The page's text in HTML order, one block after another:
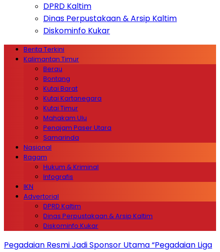
DPRD Kaltim
Dinas Perpustakaan & Arsip Kaltim
Diskominfo Kukar
Berita Terkini
Kalimantan Timur
Berau
Bontang
Kutai Barat
Kutai Kartanegara
Kutai Timur
Mahakam Ulu
Penajam Paser Utara
Samarinda
Nasional
Ragam
Hukum & Kriminal
Infografis
IKN
Advertorial
DPRD Kaltim
Dinas Perpustakaan & Arsip Kaltim
Diskominfo Kukar
Pegadaian Resmi Jadi Sponsor Utama “Pegadaian Liga